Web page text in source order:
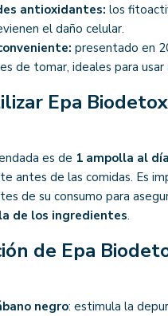
antioxidantes: los
el daño celular.
presentado en
de tomar, ideales para usar
Epa
es de 1 ampolla al día
antes de las comidas. Es
de su consumo para
de los ingredientes.
de Epa
negro: estimula la